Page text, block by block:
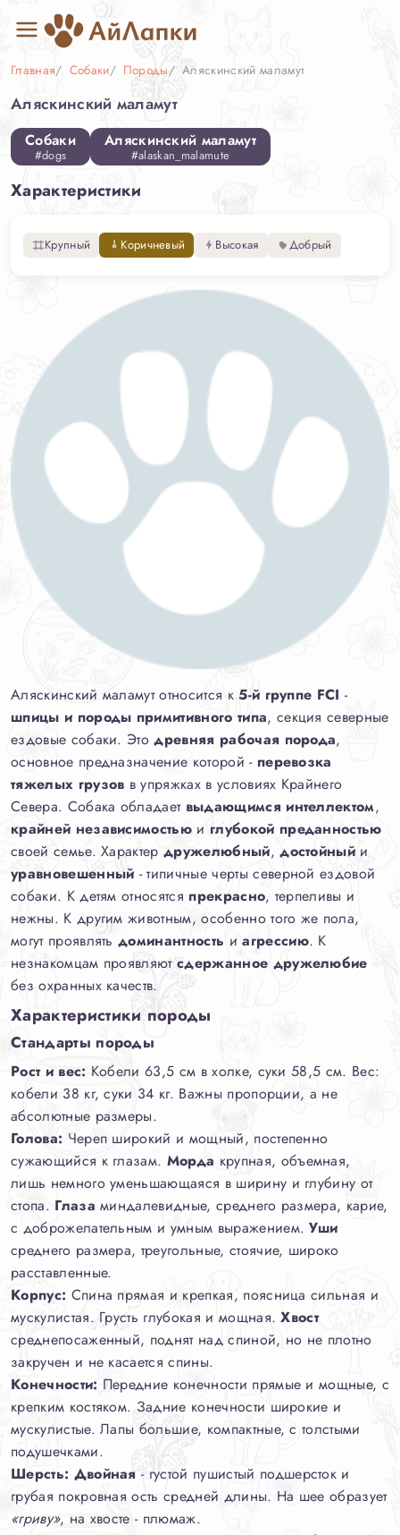
Главная Собаки Породы Аляскинский маламут
Аляскинский маламут
Собаки
#dogs
Аляскинский маламут
#alaskan_malamute
Характеристики
Крупный Коричневый Высокая Добрый
Аляскинский маламут относится к5-й группе FCI -
шпицы и породы примитивного типа, секция северные
ездовые собаки. Этодревняя рабочая порода,
основное предназначение которой - перевозка
тяжелых грузов в упряжках в условиях Крайнего
Севера. Собака обладает выдающимся интеллектом,
крайней независимостью и глубокой преданностью
своей семье. Характердружелюбный,достойный и
уравновешенный - типичные черты северной ездовой
собаки. К детям относятся прекрасно, терпеливы и
нежны. К другим животным, особенно того же пола,
могут проявлятьдоминантность иагрессию. К
незнакомцам проявляютсдержанное дружелюбие
без охранных качеств.
Характеристики породы
Стандарты породы
Рост и вес: Кобели 63,5 см в холке, суки 58,5 см. Вес:
кобели 38 кг, суки 34 кг. Важны пропорции, а не
абсолютные размеры.
Голова: Череп широкий и мощный, постепенно
сужающийся к глазам. Морда крупная, объемная,
лишь немного уменьшающаяся в ширину и глубину от
стопа. Глаза миндалевидные, среднего размера, карие,
с доброжелательным и умным выражением.Уши
среднего размера, треугольные, стоячие, широко
расставленные.
Корпус: Спина прямая и крепкая, поясница сильная и
мускулистая. Грусть глубокая и мощная.Хвост
среднепосаженный, поднят над спиной, но не плотно
закручен и не касается спины.
Конечности: Передние конечности прямые и мощные, с
крепким костяком. Задние конечности широкие и
мускулистые. Лапы большие, компактные, с толстыми
подушечками.
Шерсть: Двойная - густой пушистый подшерсток и
грубая покровная ость средней длины. На шее образует
«гриву», на хвосте - плюмаж.